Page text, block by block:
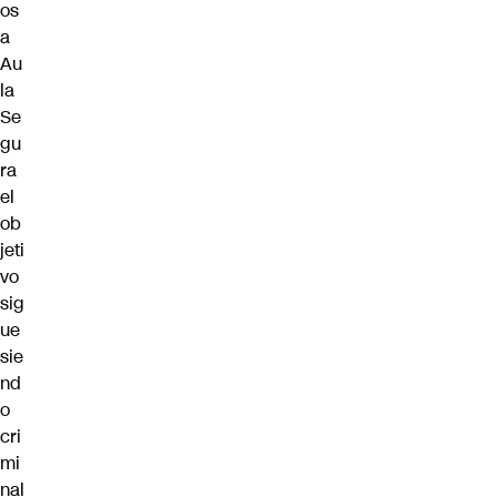
os
a
Au
la
Se
gu
ra
el
ob
jeti
vo
sig
ue
sie
nd
o
cri
mi
nal